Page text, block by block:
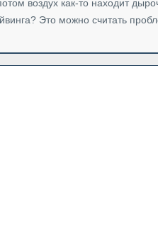
воздух как-то находит
Это можно считать